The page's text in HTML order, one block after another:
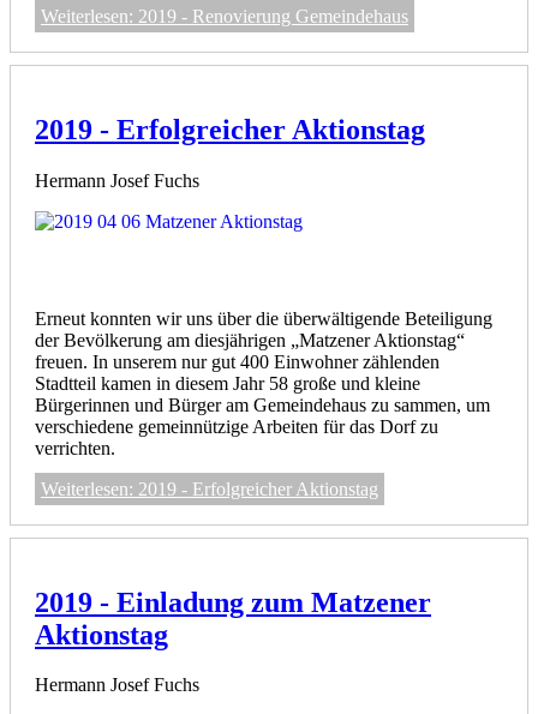
Weiterlesen: 2019 - Renovierung Gemeindehaus
2019 - Erfolgreicher Aktionstag
Hermann Josef Fuchs
Erneut konnten wir uns über die überwältigende Beteiligung
der Bevölkerung am diesjährigen „Matzener Aktionstag“
freuen. In unserem nur gut 400 Einwohner zählenden
Stadtteil kamen in diesem Jahr 58 große und kleine
Bürgerinnen und Bürger am Gemeindehaus zu sammen, um
verschiedene gemeinnützige Arbeiten für das Dorf zu
verrichten.
Weiterlesen: 2019 - Erfolgreicher Aktionstag
2019 - Einladung zum Matzener
Aktionstag
Hermann Josef Fuchs